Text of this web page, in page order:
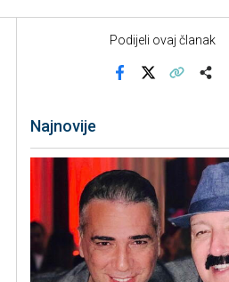
Podijeli ovaj članak
Najnovije